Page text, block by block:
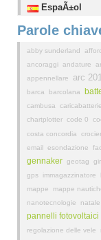
EspaÃ±ol
Parole
abby sunderland
ancoraggi andature
appennellare
arc
barca
barcolana
cambusa caricabatterie
chartplotter code 0
costa concordia
email
esondazione
gennaker geotag
gps
immagazzinatore
mappe
mappe
nanotecnologie
natale
pannelli fotovoltaici
regolazione delle vele